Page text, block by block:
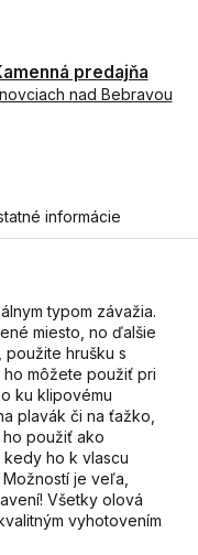
predajňa
nad Bebravou
informácie
typom závažia.
miesto, no ďalšie
použite hrušku s
ho môžete použiť pri
ku klipovému
plavák či na ťažko,
použiť ako
ho k vlascu
je veľa,
Všetky olová
vyhotovením